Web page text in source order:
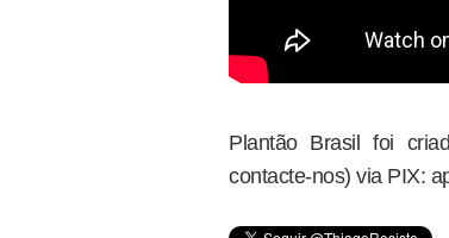
Plantão Brasil foi
contacte-nos) via PIX: